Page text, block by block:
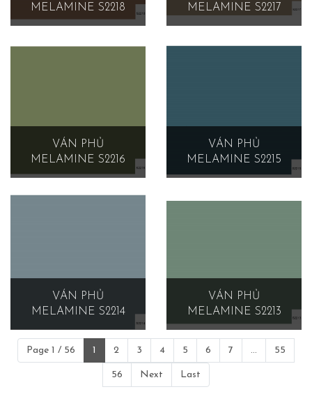
MELAMINE S2218
MELAMINE S2217
VÁN PHỦ
MELAMINE S2216
VÁN PHỦ
MELAMINE S2215
VÁN PHỦ
MELAMINE S2214
VÁN PHỦ
MELAMINE S2213
Page 1 / 56 1 2 3 4 5 6 7 ... 55
56 Next Last